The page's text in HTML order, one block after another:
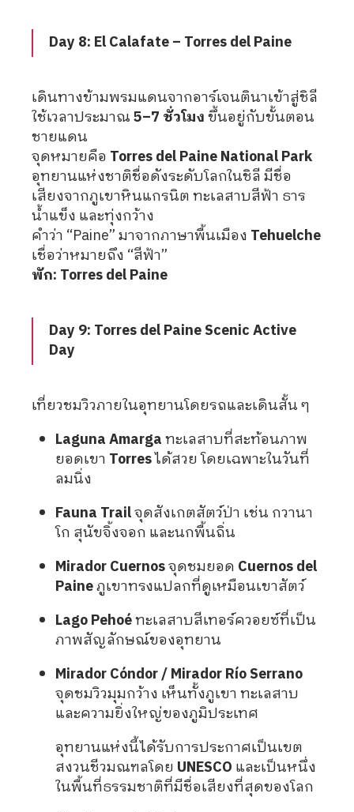
Day 8: El Calafate – Torres del Paine
เดินทางข้ามพรมแดนจากอาร์เจนตินาเข้าสู่ชิลี
ใช้เวลาประมาณ5–7 ชั่วโมงขึ้นอยู่กับขั้นตอน
ชายแดน
จุดหมายคือ Torres del Paine National Park
อุทยานแห่งชาติชื่อดังระดับโลกในชิลี มีชื่อ
เสียงจากภูเขาหินแกรนิต ทะเลสาบสีฟ้า ธาร
น้ำแข็ง และทุ่งกว้าง
คำว่า “Paine” มาจากภาษาพื้นเมือง Tehuelche
เชื่อว่าหมายถึง “สีฟ้า”
พัก: Torres del Paine
Day 9: Torres del Paine Scenic Active
Day
เที่ยวชมวิวภายในอุทยานโดยรถและเดินสั้น ๆ
Laguna Amargaทะเลสาบที่สะท้อนภาพ
ยอดเขา Torresได้สวย โดยเฉพาะในวันที่
ลมนิ่ง
Fauna Trailจุดสังเกตสัตว์ป่า เช่น กวานา
โก สุนัขจิ้งจอก และนกพื้นถิ่น
Mirador Cuernosจุดชมยอด Cuernos del
Paineภูเขาทรงแปลกที่ดูเหมือนเขาสัตว์
Lago Pehoéทะเลสาบสีเทอร์ควอยซ์ที่เป็น
ภาพสัญลักษณ์ของอุทยาน
Mirador Cóndor / Mirador Río Serrano
จุดชมวิวมุมกว้าง เห็นทั้งภูเขา ทะเลสาบ
และความยิ่งใหญ่ของภูมิประเทศ
อุทยานแห่งนี้ได้รับการประกาศเป็นเขต
สงวนชีวมณฑลโดย UNESCO และเป็นหนึ่ง
ในพื้นที่ธรรมชาติที่มีชื่อเสียงที่สุดของโลก